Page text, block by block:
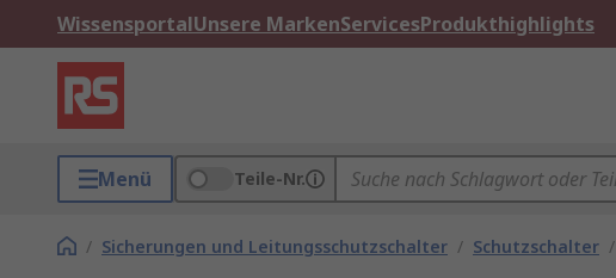
WissensportalUnsere MarkenServicesProdukthighlights
Menü Teile-Nr.
/ Sicherungen und Leitungsschutzschalter / Schutzschalter /